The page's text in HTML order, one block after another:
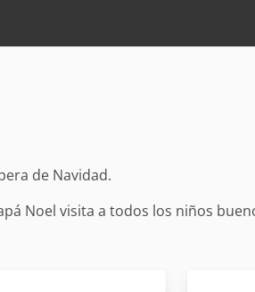
de Navidad.
Noel visita a todos los niños